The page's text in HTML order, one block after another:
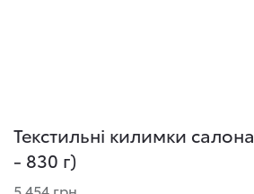
Текстильні килимки
- 830 г)